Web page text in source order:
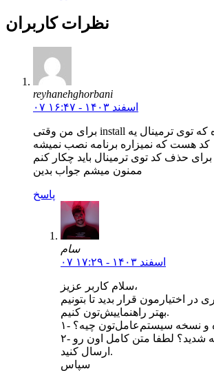
نظرات کاربران
reyhanehghorbani
۰۷ اسفند ۱۴۰۳ - ۱۶:۴۷
برای من وقتی install رو میزنم ارور ویده که توی ترمینال یه
کد هست که نمیزاره برنامه نصب نمیشه
برای حذف کد توی ترمینال باید چکار کنم
ممنون میشم جواب بدین
پاسخ
سام
۰۷ اسفند ۱۴۰۳ - ۱۷:۲۹
سلام کاربر عزیز،
در اختیارمون قرار بدید تا بتونیم
بهتر راهنماییش‌تون کنیم.
و نسخه سیستم‌عامل‌تون چیه؟
۲- با چه خطایی مواجه شدید؟ لطفا متن کامل اون رو
ارسال کنید.
سپاس